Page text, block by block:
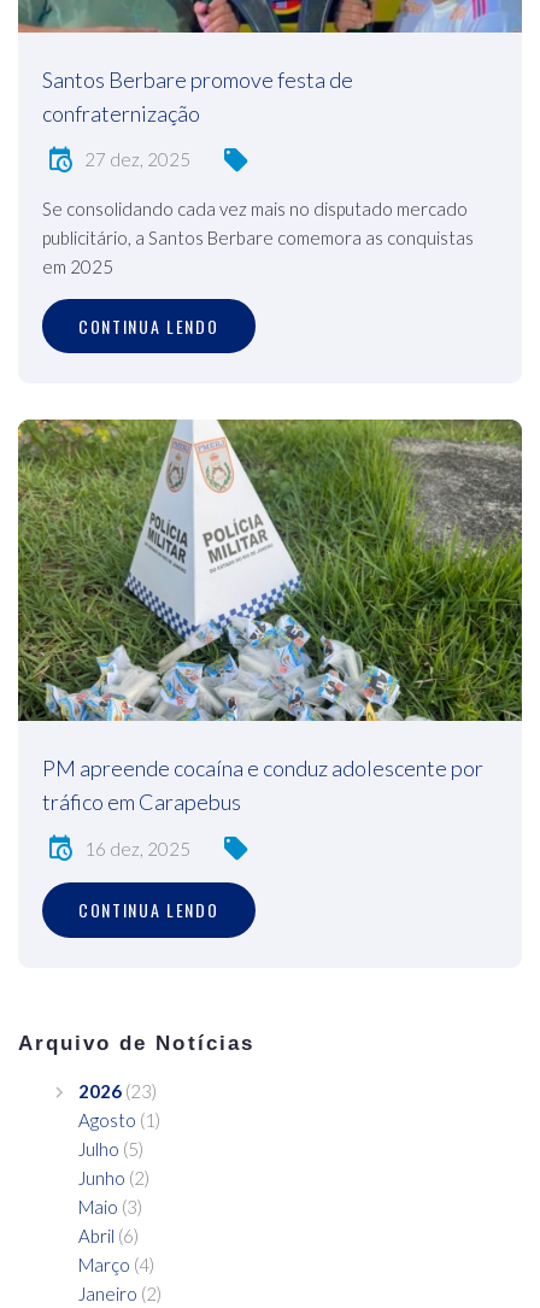
Santos Berbare promove festa de
confraternização
27 dez, 2025
Se consolidando cada vez mais no disputado mercado
publicitário, a Santos Berbare comemora as conquistas
em 2025
CONTINUA LENDO
PM apreende cocaína e conduz adolescente por
tráfico em Carapebus
16 dez, 2025
CONTINUA LENDO
Arquivo de Notícias
2026 (23)
Agosto (1)
Julho (5)
Junho (2)
Maio (3)
Abril (6)
Março (4)
Janeiro (2)